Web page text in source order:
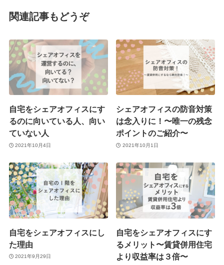
関連記事もどうぞ
自宅をシェアオフィスにす
るのに向いている人、向い
ていない人
2021年10月4日
シェアオフィスの防音対策
は念入りに！〜唯一の残念
ポイントのご紹介〜
2021年10月1日
自宅をシェアオフィスにし
た理由
2021年9月29日
自宅をシェアオフィスにす
るメリット〜賃貸併用住宅
より収益率は３倍〜